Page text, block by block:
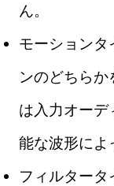
ん。
モーションタ
ンのどちら
は入力オー
能な波形によ
フィルター